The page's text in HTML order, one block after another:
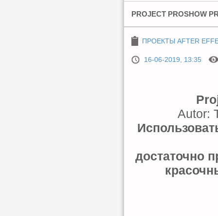
PROJECT PROSHOW
ПРОЕКТЫ AFTER
16-06-2019, 13:35
Autor:
достаточно